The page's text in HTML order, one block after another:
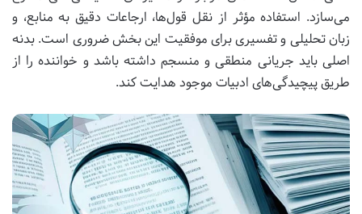
می‌سازد. استفاده مؤثر از نقل قول‌ها، ارجاعات دقیق به منابع، و
زبان تحلیلی و تفسیری برای موفقیت این بخش ضروری است. بدنه
اصلی باید جریانی منطقی و منسجم داشته باشد و خواننده را از
طریق پیچیدگی‌های ادبیات موجود هدایت کند.